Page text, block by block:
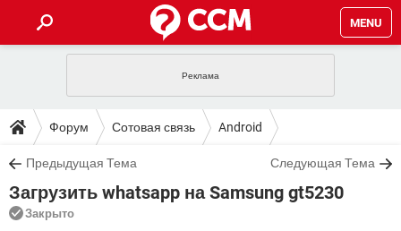
MENU
INSTAGRAM FACEBOOK
ИГРЫ WINDOWS 10
ВКОНТАКТЕ ВИДЕО
GOOGLE
ПОЛЕЗНЫЕ СОВЕТЫ
TIKTOK TELEGRAM
FACEBOOK
ЗАГРУЗКИ
TIKTOK TELEGRAM
WHATSAPP
ФОРУМ
Форум Сотовая связь Android
Предыдущая Тема Следующая Тема
Загрузить whatsapp на Samsung gt5230
Закрыто